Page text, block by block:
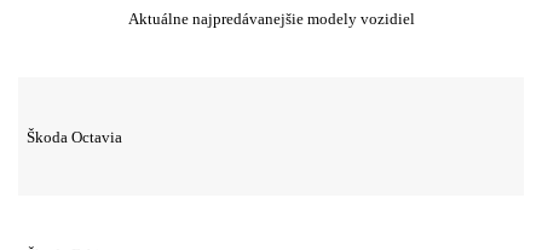
Aktuálne najpredávanejšie modely vozidiel
Škoda Octavia